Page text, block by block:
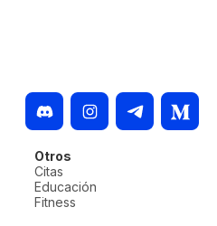
Otros
Citas
Educación
Fitness